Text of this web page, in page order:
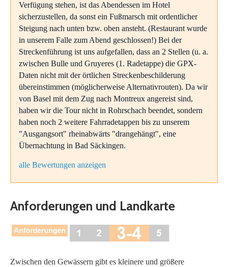
Verfügung stehen, ist das Abendessen im Hotel
sicherzustellen, da sonst ein Fußmarsch mit ordentlicher
Steigung nach unten bzw. oben ansteht. (Restaurant wurde
in unserem Falle zum Abend geschlossen!) Bei der
Streckenführung ist uns aufgefallen, dass an 2 Stellen (u. a.
zwischen Bulle und Gruyeres (1. Radetappe) die GPX-
Daten nicht mit der örtlichen Streckenbeschilderung
übereinstimmen (möglicherweise Alternativrouten). Da wir
von Basel mit dem Zug nach Montreux angereist sind,
haben wir die Tour nicht in Rohrschach beendet, sondern
haben noch 2 weitere Fahrradetappen bis zu unserem
"Ausgangsort" rheinabwärts "drangehängt", eine
Übernachtung in Bad Säckingen.
alle Bewertungen anzeigen
Anforderungen und Landkarte
Zwischen den Gewässern gibt es kleinere und größere